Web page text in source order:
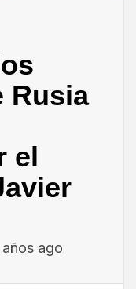
Rusia
el
ago